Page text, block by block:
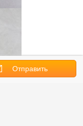
Отправить